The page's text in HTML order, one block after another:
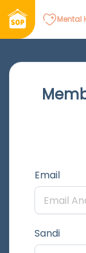
Mental
Email
Sandi